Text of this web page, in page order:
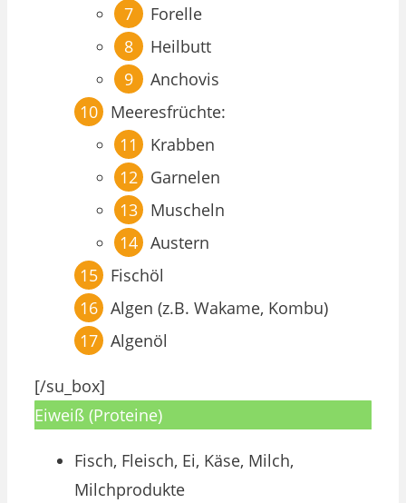
Forelle
Heilbutt
Anchovis
Meeresfrüchte:
Krabben
Garnelen
Muscheln
Austern
Fischöl
Algen (z.B. Wakame, Kombu)
Algenöl
[/su_box]
Eiweiß (Proteine)
Fisch, Fleisch, Ei, Käse, Milch,
Milchprodukte